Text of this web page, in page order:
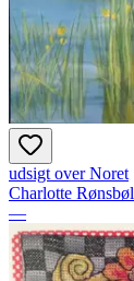
udsigt over Noret
Charlotte Rønsbøl
—